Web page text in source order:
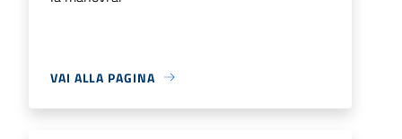
VAI ALLA PAGINA